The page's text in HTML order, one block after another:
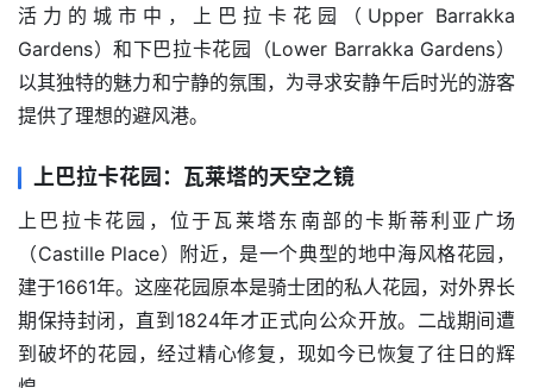
活力的城市中，上巴拉卡花园（Upper Barrakka
Gardens）和下巴拉卡花园（Lower Barrakka Gardens）
以其独特的魅力和宁静的氛围，为寻求安静午后时光的游客
提供了理想的避风港。
上巴拉卡花园：瓦莱塔的天空之镜
上巴拉卡花园，位于瓦莱塔东南部的卡斯蒂利亚广场
（Castille Place）附近，是一个典型的地中海风格花园，
建于1661年。这座花园原本是骑士团的私人花园，对外界长
期保持封闭，直到1824年才正式向公众开放。二战期间遭
到破坏的花园，经过精心修复，现如今已恢复了往日的辉